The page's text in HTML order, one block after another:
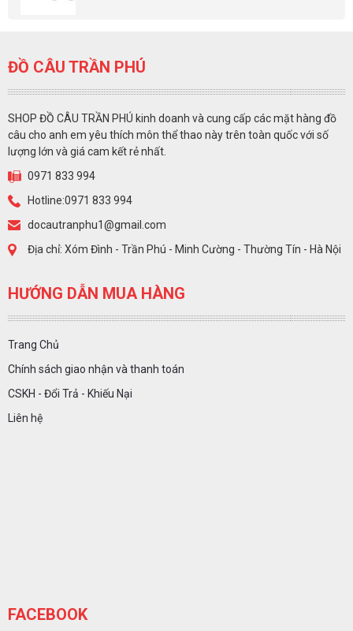
ĐỒ CÂU TRẦN PHÚ
SHOP ĐỒ CÂU TRẦN PHÚ kinh doanh và cung cấp các mặt hàng đồ
câu cho anh em yêu thích môn thể thao này trên toàn quốc với số
lượng lớn và giá cam kết rẻ nhất.
0971 833 994
Hotline:0971 833 994
docautranphu1@gmail.com
Địa chỉ: Xóm Đình - Trần Phú - Minh Cường - Thường Tín - Hà Nội
HƯỚNG DẪN MUA HÀNG
Trang Chủ
Chính sách giao nhận và thanh toán
CSKH - Đổi Trả - Khiếu Nại
Liên hệ
FACEBOOK